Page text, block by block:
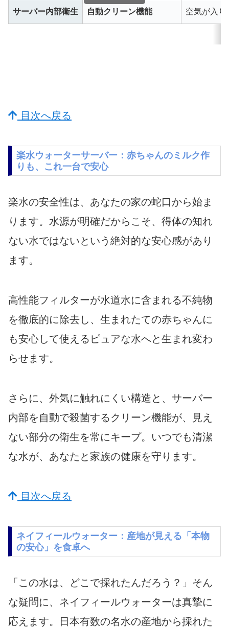
サーバー内部衛生 自動クリーン機能 空気が入り
目次へ戻る
楽水ウォーターサーバー：赤ちゃんのミルク作
りも、これ一台で安心
楽水の安全性は、あなたの家の蛇口から始ま
ります。水源が明確だからこそ、得体の知れ
ない水ではないという絶対的な安心感があり
ます。
高性能フィルターが水道水に含まれる不純物
を徹底的に除去し、生まれたての赤ちゃんに
も安心して使えるピュアな水へと生まれ変わ
らせます。
さらに、外気に触れにくい構造と、サーバー
内部を自動で殺菌するクリーン機能が、見え
ない部分の衛生を常にキープ。いつでも清潔
な水が、あなたと家族の健康を守ります。
目次へ戻る
ネイフィールウォーター：産地が見える「本物
の安心」を食卓へ
「この水は、どこで採れたんだろう？」そん
な疑問に、ネイフィールウォーターは真摯に
応えます。日本有数の名水の産地から採れた